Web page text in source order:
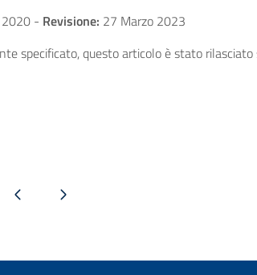
2020 - Revisione: 27 Marzo 2023
specificato, questo articolo è stato
precedentePagina successiva